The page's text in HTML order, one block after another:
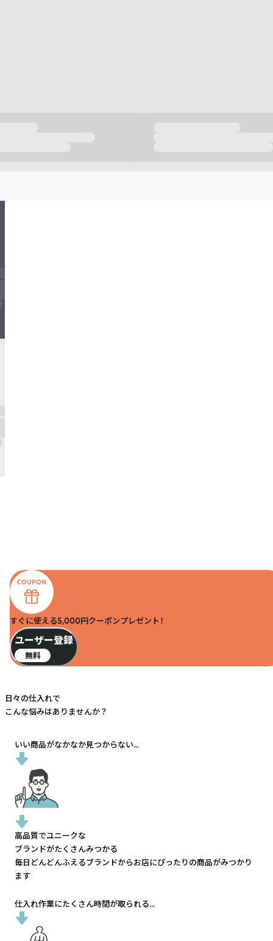
すぐに使える5,000円クーポンプレゼント！
ユーザー登録
無料
日々の仕入れで
こんな悩みはありませんか？
いい商品がなかなか見つからない...
高品質でユニークな
ブランドがたくさんみつかる
毎日どんどんふえるブランドからお店にぴったりの商品がみつかり
ます
仕入れ作業にたくさん時間が取られる...